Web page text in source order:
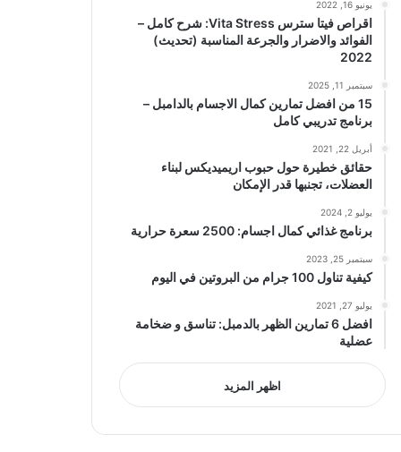
يونيو 16, 2022
اقراص فيتا سترس Vita Stress: شرح كامل –
الفوائد والاضرار والجرعة المناسبة (تحديث)
2022
سبتمبر 11, 2025
15 من افضل تمارين كمال الاجسام بالدامبل –
برنامج تدريبي كامل
أبريل 22, 2021
حقائق خطيرة حول حبوب اريميديكس لبناء
العضلات، تجنبها قدر الإمكان
يوليو 2, 2024
برنامج غذائي كمال اجسام: 2500 سعرة حرارية
سبتمبر 25, 2023
كيفية تناول 100 جرام من البروتين في اليوم
يوليو 27, 2021
افضل 6 تمارين الظهر بالدمبل: تناسق و ضخامة
عضلية
اظهر المزيد